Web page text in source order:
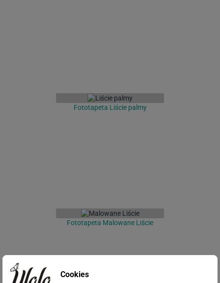
Fototapeta Liście palmy
Fototapeta Malowane Liście
Cookies